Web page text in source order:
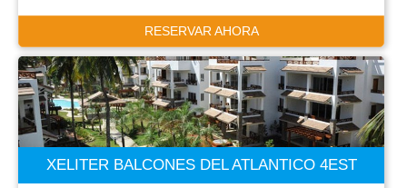
RESERVAR AHORA
XELITER BALCONES DEL ATLANTICO 4EST